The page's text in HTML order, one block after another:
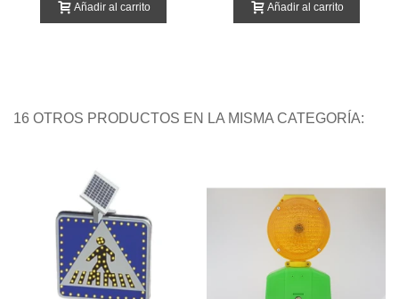
Añadir al carrito Añadir al carrito
16 OTROS PRODUCTOS EN LA MISMA CATEGORÍA: